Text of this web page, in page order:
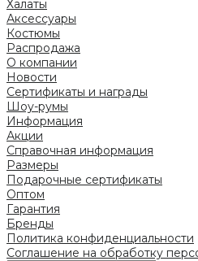
Халаты
Аксессуары
Костюмы
Распродажа
О компании
Новости
Сертификаты и награды
Шоу-румы
Информация
Акции
Справочная информация
Размеры
Подарочные сертификаты
Оптом
Гарантия
Бренды
Политика конфиденциальности
Соглашение на обработку